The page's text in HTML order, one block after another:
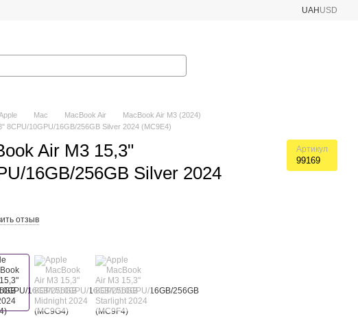
UAH USD
Mac MacBook Air
MacBook Air M3 (2024)
8CPU/10GPU/16GB/256GB Silver 2024 (MC9E4)
Air M3 15,3"
16GB/256GB Silver 2024
Артикул
99169
отзыв